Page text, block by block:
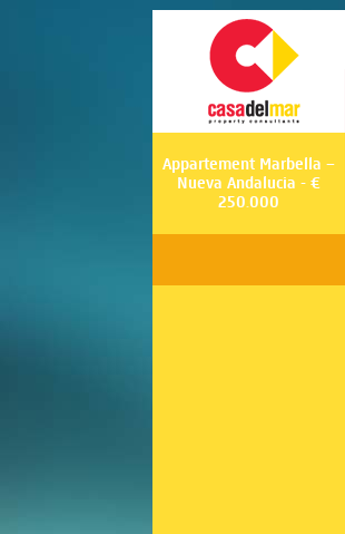
Appartement Marbella –
Nueva Andalucia - €
250.000